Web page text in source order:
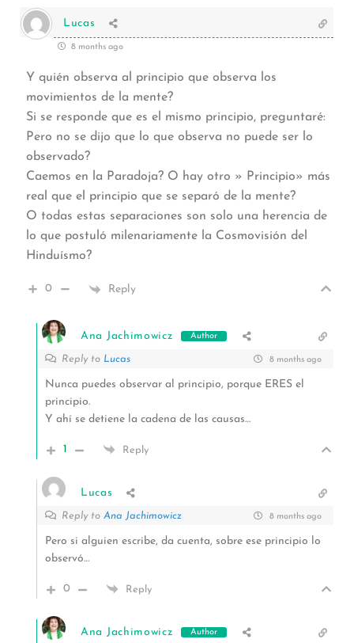
Lucas
8 months ago
Y quién observa al principio que observa los
movimientos de la mente?
Si se responde que es el mismo principio, preguntaré:
Pero no se dijo que lo que observa no puede ser lo
observado?
Caemos en la Paradoja? O hay otro » Principio» más
real que el principio que se separó de la mente?
O todas estas separaciones son solo una herencia de
lo que postuló milenariamente la Cosmovisión del
Hinduísmo?
0 Reply
Ana Jachimowicz Author
Reply to Lucas 8 months ago
Nunca puedes observar al principio, porque ERES el
principio.
Y ahí se detiene la cadena de las causas…
1 Reply
Lucas
Reply to Ana Jachimowicz 8 months ago
Pero si alguien escribe, da cuenta, sobre ese principio lo
observó…
0 Reply
Ana Jachimowicz Author